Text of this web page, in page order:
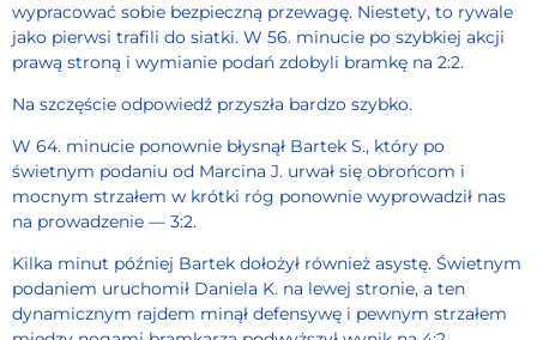
wypracować sobie bezpieczną przewagę. Niestety, to rywale
jako pierwsi trafili do siatki. W 56. minucie po szybkiej akcji
prawą stroną i wymianie podań zdobyli bramkę na 2:2.
Na szczęście odpowiedź przyszła bardzo szybko.
W 64. minucie ponownie błysnął Bartek S., który po
świetnym podaniu od Marcina J. urwał się obrońcom i
mocnym strzałem w krótki róg ponownie wyprowadził nas
na prowadzenie — 3:2.
Kilka minut później Bartek dołożył również asystę. Świetnym
podaniem uruchomił Daniela K. na lewej stronie, a ten
dynamicznym rajdem minął defensywę i pewnym strzałem